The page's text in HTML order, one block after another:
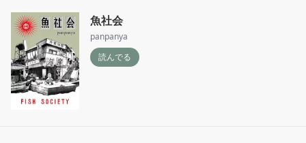
魚社会
panpanya
読んでる